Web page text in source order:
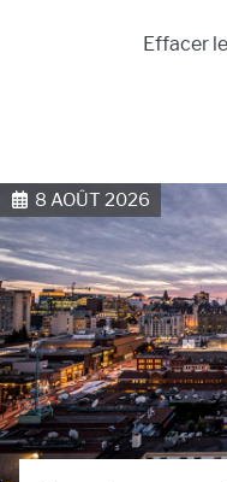
8 AOÛT 2026